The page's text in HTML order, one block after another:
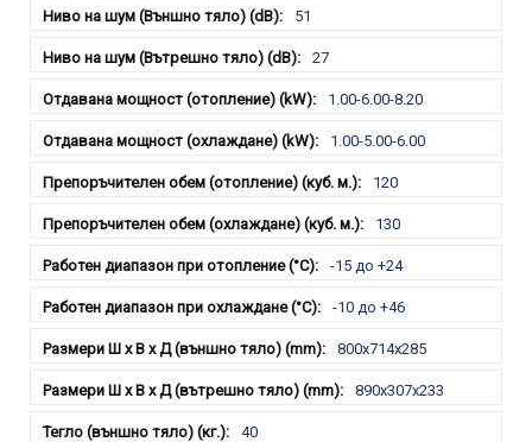
51
27
1.00-6.00-8.20
1.00-5.00-6.00
120
130
-15 до +24
-10 до +46
800x714x285
890x307x233
40